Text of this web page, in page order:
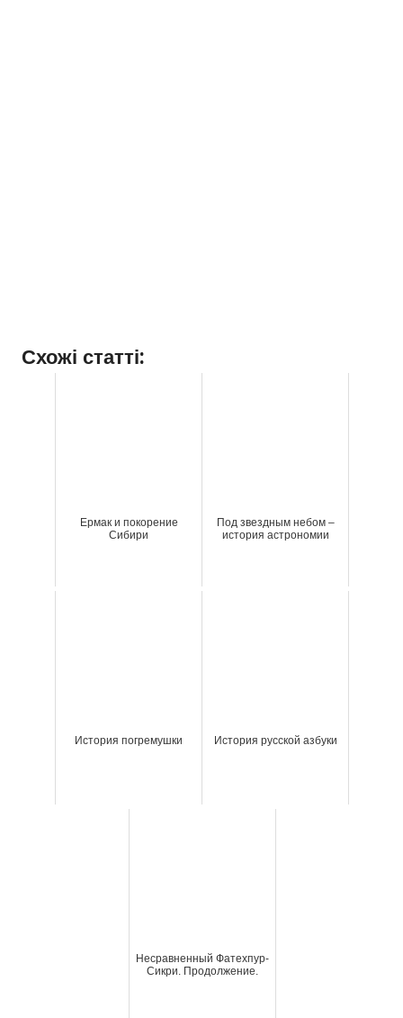
Схожі статті:
Ермак и покорение
Сибири
Под звездным небом –
история астрономии
История погремушки История русской азбуки
Несравненный Фатехпур-
Сикри. Продолжение.